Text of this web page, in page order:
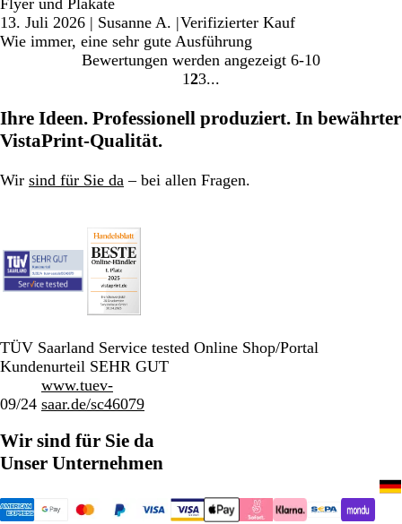
13. Juli 2026 | Susanne A. |Verifizierter Kauf
Wie immer, eine sehr gute Ausführung
Bewertungen werden angezeigt 6-10
Gehe
Seite
1 Gehe
Seite
2Gehe
Seite
3
Ihre Ideen. Professionell produziert. In bewährter
VistaPrint-Qualität.
Wir sind für Sie da – bei allen Fragen.
TÜV Saarland Service tested Online Shop/Portal
Kundenurteil SEHR GUT
09/24
www.tuev-
saar.de/sc46079
Wir sind für Sie da
Unser Unternehmen